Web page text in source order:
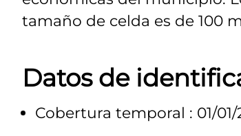
tamaño de celda es de 100
Datos de
Cobertura temporal : 01/01/